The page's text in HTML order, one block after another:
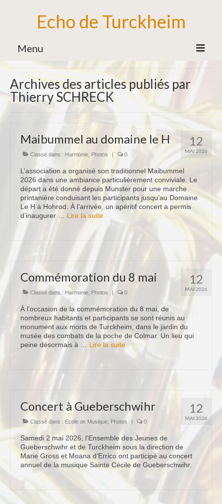
Echo de Turckheim
Menu
Association
Bureau
Bénévoles
Partenaires
Ecole de Musique
Formation Musicale
Familles d’Instruments
Vie de l’Ecole de Musique
Ensemble des Jeunes
Notre Equipe
Tarifs 2026-2027
Calendrier
Blog
Harmonie
Historique
Concours
Direction
Vie de l’Orchestre
Répertoire Musical
Calendrier
Blog
Terkabrass
Historique
Direction
Archives des articles publiés par
Thierry SCHRECK
12
MAI 2026
Maibummel au domaine le H
Classé dans : Harmonie Photos | 0
L’association a organisé son traditionnel Maibummel
2026 dans une ambiance particulièrement conviviale. Le
départ a été donné depuis Munster pour une marche
printanière conduisant les participants jusqu’au Domaine
Le H à Hohrod. À l’arrivée, un apéritif concert a permis
d’inaugurer … Lire la suite­­
12
MAI 2026
Commémoration du 8 mai
Classé dans : Harmonie Photos | 0
À l’occasion de la commémoration du 8 mai, de
nombreux habitants et participants se sont réunis au
monument aux morts de Turckheim, dans le jardin du
musée des combats de la poche de Colmar. Un lieu qui
peine désormais à … Lire la suite­­
12
MAI 2026
Concert à Gueberschwihr
Classé dans : Ecole de Musique Photos | 0
Samedi 2 mai 2026, l’Ensemble des Jeunes de
Gueberschwihr et de Turckheim sous la direction de
Marie Gross et Moana d’Errico ont participé au concert
annuel de la musique Sainte Cécile de Gueberschwihr.